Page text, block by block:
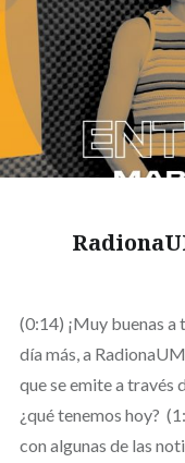
(0:14) ¡Muy buenas
día más, a
que se emite a través
¿qué tenemos hoy?
con algunas de las